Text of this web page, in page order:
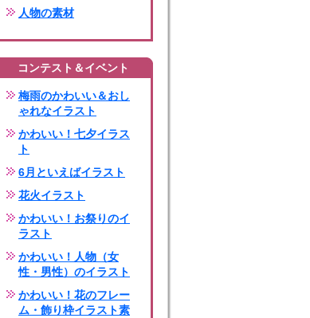
人物の素材
コンテスト＆イベント
梅雨のかわいい＆おし
ゃれなイラスト
かわいい！七夕イラス
ト
6月といえばイラスト
花火イラスト
かわいい！お祭りのイ
ラスト
かわいい！人物（女
性・男性）のイラスト
かわいい！花のフレー
ム・飾り枠イラスト素